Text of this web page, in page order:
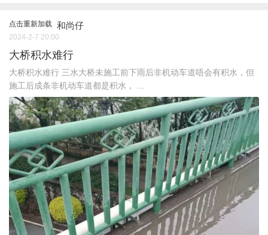
点击重新加载 和尚仔
2024-2-7 20:00
大桥积水难行
大桥积水难行 三水大桥未施工前下雨后非机动车道唔会有积水，但
施工后成条非机动车道都是积水， ...